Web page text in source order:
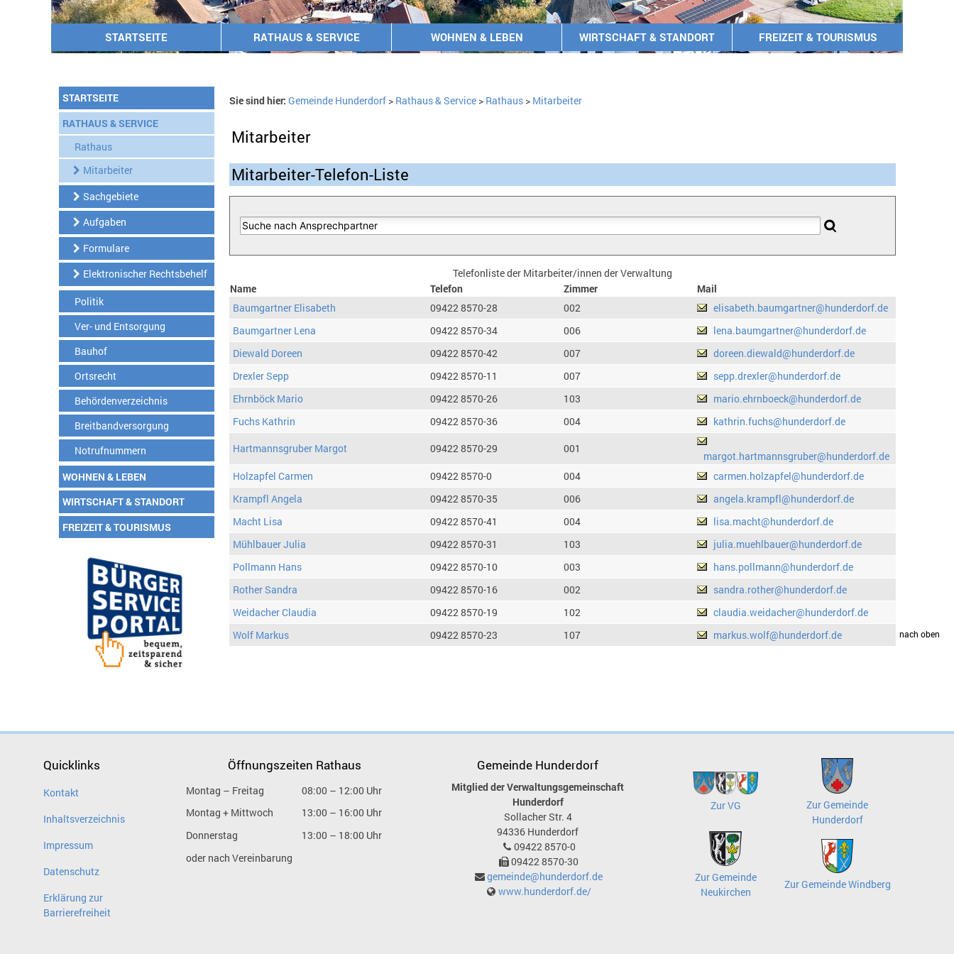
STARTSEITE RATHAUS & SERVICE WOHNEN & LEBEN WIRTSCHAFT & STANDORT FREIZEIT & TOURISMUS
STARTSEITE
RATHAUS & SERVICE
Rathaus
Mitarbeiter
Sachgebiete
Aufgaben
Formulare
Elektronischer Rechtsbehelf
Politik
Ver- und Entsorgung
Bauhof
Ortsrecht
Behördenverzeichnis
Breitbandversorgung
Notrufnummern
WOHNEN & LEBEN
WIRTSCHAFT & STANDORT
FREIZEIT & TOURISMUS
Sie sind hier: Gemeinde Hunderdorf> Rathaus & Service> Rathaus> Mitarbeiter
Mitarbeiter
Mitarbeiter-Telefon-Liste
Telefonliste der Mitarbeiter/innen der Verwaltung
Name
Telefon Zimmer
Mail
Baumgartner Elisabeth
09422 8570-28 002
elisabeth.baumgartner@hunderdorf.de
Baumgartner Lena
09422 8570-34 006
lena.baumgartner@hunderdorf.de
Diewald Doreen
09422 8570-42 007
doreen.diewald@hunderdorf.de
Drexler Sepp
09422 8570-11 007
sepp.drexler@hunderdorf.de
Ehrnböck Mario
09422 8570-26 103
mario.ehrnboeck@hunderdorf.de
Fuchs Kathrin
09422 8570-36 004
kathrin.fuchs@hunderdorf.de
Hartmannsgruber Margot
09422 8570-29 001
margot.hartmannsgruber@hunderdorf.de
Holzapfel Carmen
09422 8570-0 004
carmen.holzapfel@hunderdorf.de
Krampfl Angela
09422 8570-35 006
angela.krampfl@hunderdorf.de
Macht Lisa
09422 8570-41 004
lisa.macht@hunderdorf.de
Mühlbauer Julia
09422 8570-31 103
julia.muehlbauer@hunderdorf.de
Pollmann Hans
09422 8570-10 003
hans.pollmann@hunderdorf.de
Rother Sandra
09422 8570-16 002
sandra.rother@hunderdorf.de
Weidacher Claudia
09422 8570-19 102
claudia.weidacher@hunderdorf.de
Wolf Markus
09422 8570-23 107 markus.wolf@hunderdorf.dedrucken nach oben
Quicklinks
Kontakt
Inhaltsverzeichnis
Impressum
Datenschutz
Erklärung zur
Barrierefreiheit
Öffnungszeiten Rathaus
Montag – Freitag
08:00 – 12:00 Uhr
Montag + Mittwoch
13:00 – 16:00 Uhr
Donnerstag
13:00 – 18:00 Uhr
oder nach Vereinbarung
Gemeinde Hunderdorf
Mitglied der Verwaltungsgemeinschaft
Hunderdorf
Sollacher Str. 4
94336 Hunderdorf
09422 8570-0
09422 8570-30
gemeinde@hunderdorf.de
www.hunderdorf.de/
Zur VG
Zur Gemeinde
Hunderdorf
Zur Gemeinde
Neukirchen
Zur Gemeinde Windberg